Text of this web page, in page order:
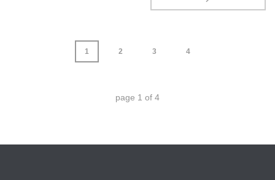
1 2 3 4
page 1 of 4